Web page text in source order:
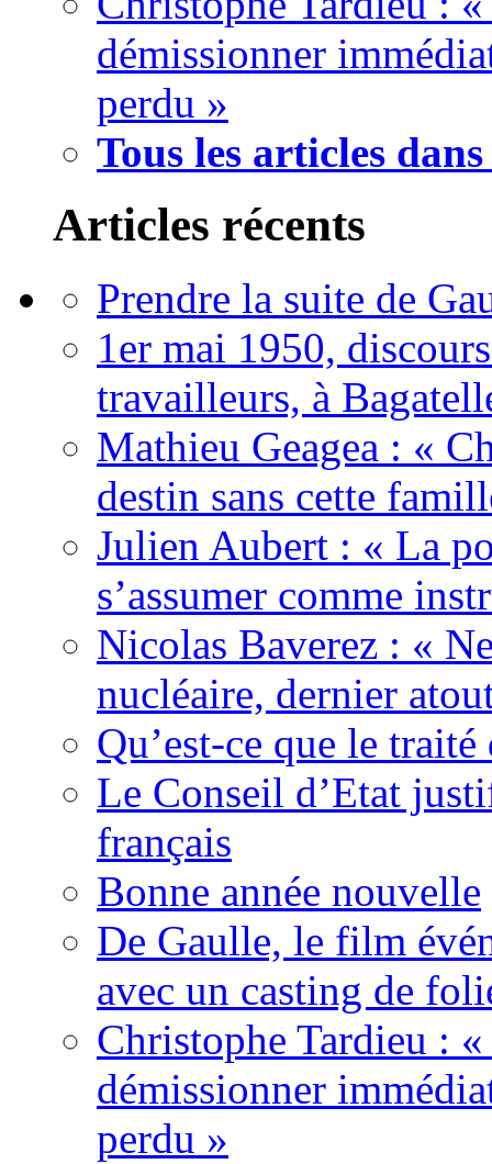
démissionner
perdu »
Tous les articles
Articles récents
Prendre la suite de
1er mai 1950,
travailleurs, à
Mathieu Geagea : «
destin sans cette
Julien Aubert : « La
s’assumer comme
Nicolas Baverez : «
nucléaire, dernier
Qu’est-ce que le traité
Le Conseil d’Etat
français
Bonne année nouvelle
De Gaulle, le film
avec un casting de
Christophe Tardieu : «
démissionner
perdu »